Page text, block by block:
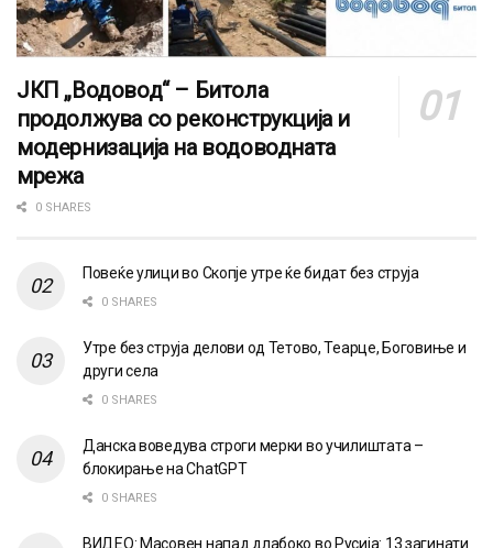
ЈКП „Водовод“ – Битола
продолжува со реконструкција и
модернизација на водоводната
мрежа
0 SHARES
Повеќе улици во Скопје утре ќе бидат без струја
0 SHARES
Утре без струја делови од Тетово, Теарце, Боговиње и
други села
0 SHARES
Данска воведува строги мерки во училиштата –
блокирање на ChatGPT
0 SHARES
ВИДЕО: Масовен напад длабоко во Русија: 13 загинати